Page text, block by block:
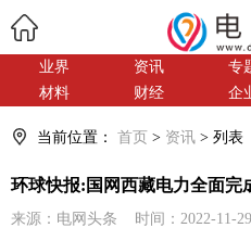
业界 资讯 专
材料
财经 企
当前位置： 首页 > 资讯 > 列表
环球快报:国网西藏电力全面完
来源：电网头条 时间：2022-11-29